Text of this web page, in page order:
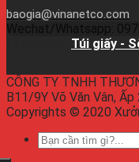
baogia@vinanetco.com
Wechat/Whatsapp:
Túi giấy -
CÔNG TY TNHH
B11/9Y Võ Văn Vân, Ấp
Copyrights © 2020